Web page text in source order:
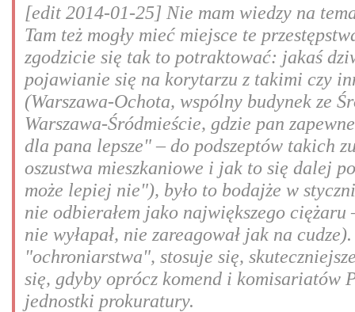
[edit 2014-01-25] Nie mam wiedzy na
Tam też mogły mieć miejsce te
zgodzicie się tak to potraktować: jakaś
pojawianie się na korytarzu z takimi czy
(Warszawa-Ochota, wspólny budynek ze
Warszawa-Śródmieście, gdzie pan
dla pana lepsze" – do podszeptów takich
oszustwa mieszkaniowe i jak to się dalej
może lepiej nie"), było to bodajże w
nie odbierałem jako największego
nie wyłapał, nie zareagował jak na
"ochroniarstwa", stosuje się,
się, gdyby oprócz komend i komisariatów
jednostki prokuratury.